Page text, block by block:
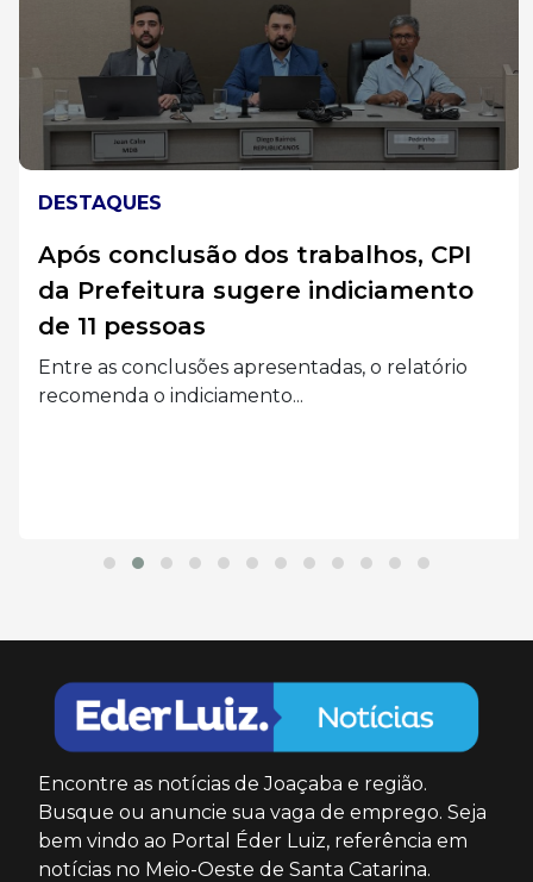
DESTAQUES
Após conclusão dos trabalhos, CPI
da Prefeitura sugere indiciamento
de 11 pessoas
Entre as conclusões apresentadas, o relatório
recomenda o indiciamento...
Encontre as notícias de Joaçaba e região.
Busque ou anuncie sua vaga de emprego. Seja
bem vindo ao Portal Éder Luiz, referência em
notícias no Meio-Oeste de Santa Catarina.